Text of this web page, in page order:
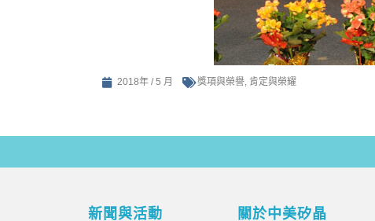
2018年 / 5 月 獎項與榮譽, 肯定與榮耀
新聞與活動 關於中美矽晶